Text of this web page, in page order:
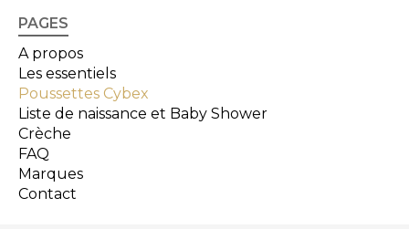
PAGES
A propos
Les essentiels
Poussettes Cybex
Liste de naissance et Baby Shower
Crèche
FAQ
Marques
Contact